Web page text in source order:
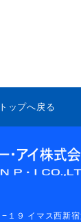
トップへ戻る
１９ イマス西新